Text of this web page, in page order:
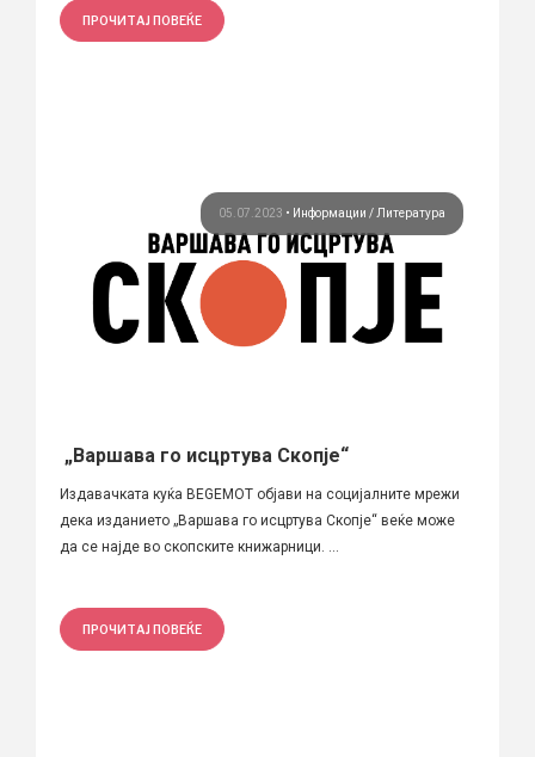
ПРОЧИТАЈ ПОВЕЌЕ
05.07.2023 • Информации Литература
„Варшава го исцртува Скопје“
Издавачката куќа BEGEMOT објави на социјалните мрежи
дека изданието „Варшава го исцртува Скопје“ веќе може
да се најде во скопските книжарници. ...
ПРОЧИТАЈ ПОВЕЌЕ